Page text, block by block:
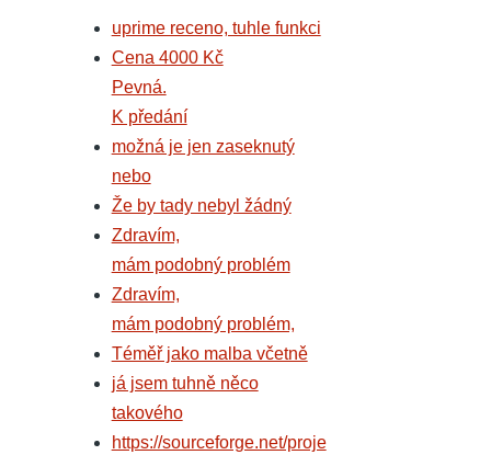
uprime receno, tuhle funkci
Cena 4000 Kč
Pevná.
K předání
možná je jen zaseknutý
nebo
Že by tady nebyl žádný
Zdravím,
mám podobný problém
Zdravím,
mám podobný problém,
Téměř jako malba včetně
já jsem tuhně něco
takového
https://sourceforge.net/proje